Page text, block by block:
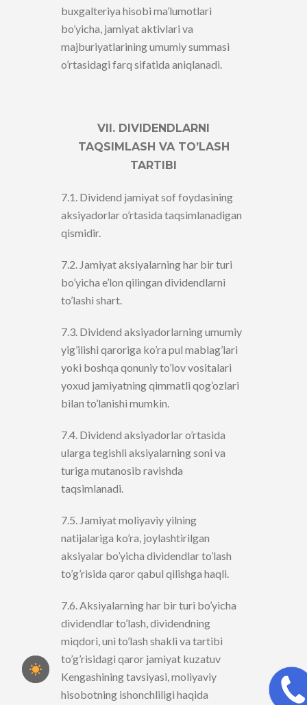
buxgalteriya hisobi ma’lumotlari
bo’yicha, jamiyat aktivlari va
majburiyatlarining umumiy summasi
o’rtasidagi farq sifatida aniqlanadi.
VII. DIVIDENDLARNI
TAQSIMLASH VA TO’LASH
TARTIBI
7.1. Dividend jamiyat sof foydasining
aksiyadorlar o’rtasida taqsimlanadigan
qismidir.
7.2. Jamiyat aksiyalarning har bir turi
bo’yicha e’lon qilingan dividendlarni
to’lashi shart.
7.3. Dividend aksiyadorlarning umumiy
yig’ilishi qaroriga ko’ra pul mablag’lari
yoki boshqa qonuniy to’lov vositalari
yoxud jamiyatning qimmatli qog’ozlari
bilan to’lanishi mumkin.
7.4. Dividend aksiyadorlar o’rtasida
ularga tegishli aksiyalarning soni va
turiga mutanosib ravishda
taqsimlanadi.
7.5. Jamiyat moliyaviy yilning
natijalariga ko’ra, joylashtirilgan
aksiyalar bo’yicha dividendlar to’lash
to’g’risida qaror qabul qilishga haqli.
7.6. Aksiyalarning har bir turi bo’yicha
dividendlar to’lash, dividendning
miqdori, uni to’lash shakli va tartibi
to’g’risidagi qaror jamiyat kuzatuv
Kengashining tavsiyasi, moliyaviy
hisobotning ishonchliligi haqida
CALL